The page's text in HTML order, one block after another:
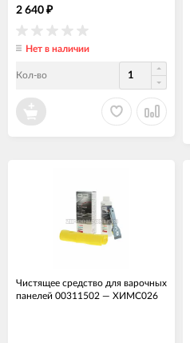
2 640 ₽
Нет в наличии
Кол-во
Чистящее средство для варочных
панелей 00311502 — ХИМС026